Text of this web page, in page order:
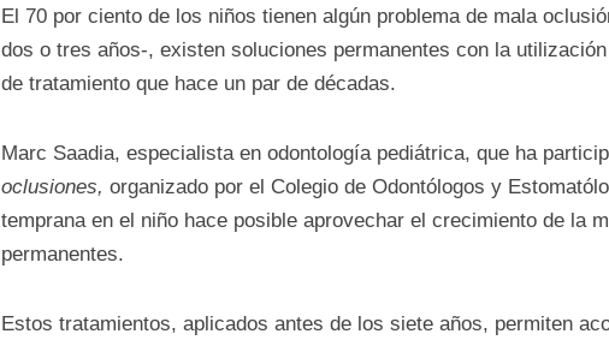
El 70 por ciento de los niños tienen algún problema de mala
dos o tres años-, existen soluciones permanentes con la
de tratamiento que hace un par de décadas.
Marc Saadia, especialista en odontología pediátrica, que ha
oclusiones, organizado por el Colegio de Odontólogos y
temprana en el niño hace posible aprovechar el crecimiento de la
permanentes.
Estos tratamientos, aplicados antes de los siete años, permiten